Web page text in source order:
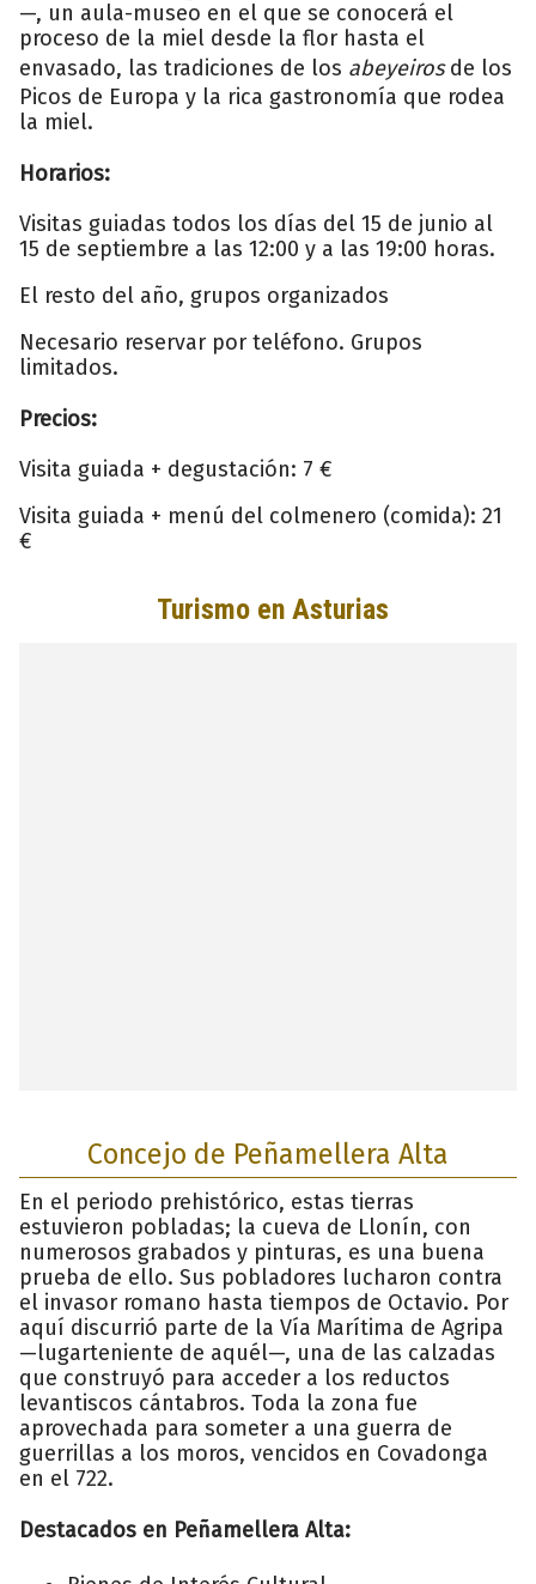
—, un aula-museo en el que se conocerá el
proceso de la miel desde la flor hasta el
envasado, las tradiciones de los abeyeirosde los
Picos de Europa y la rica gastronomía que rodea
la miel.
Horarios:
Visitas guiadas todos los días del 15 de junio al
15 de septiembre a las 12:00 y a las 19:00 horas.
El resto del año, grupos organizados
Necesario reservar por teléfono. Grupos
limitados.
Precios:
Visita guiada + degustación: 7 €
Visita guiada + menú del colmenero (comida): 21
€
Concejo de Peñamellera Alta
En el periodo prehistórico, estas tierras
estuvieron pobladas; la cueva de Llonín, con
numerosos grabados y pinturas, es una buena
prueba de ello. Sus pobladores lucharon contra
el invasor romano hasta tiempos de Octavio. Por
aquí discurrió parte de la Vía Marítima de Agripa
—lugarteniente de aquél—, una de las calzadas
que construyó para acceder a los reductos
levantiscos cántabros. Toda la zona fue
aprovechada para someter a una guerra de
guerrillas a los moros, vencidos en Covadonga
en el 722.
Destacados en Peñamellera Alta: